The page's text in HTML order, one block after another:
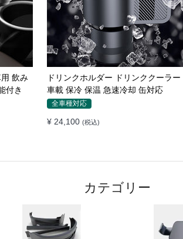
パッド
クッ
マグネット車載スマホホルダー超強力
吸着 多角度調整 360°回転な台座 車用
ホルダー 折りたたみ式 片手操作 安定
全車種対応
¥ 5,230 (税込)
カテゴリー